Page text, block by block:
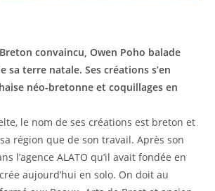
convaincu, Owen Poho balade
sa terre natale. Ses créations s’en
néo-bretonne et coquillages en
le nom de ses créations est breton et
région que de son travail. Après son
l’agence ALATO qu’il avait fondée en
aujourd’hui en solo. On doit au